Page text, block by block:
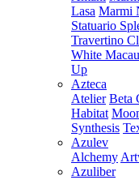
Lasa Marmi
Statuario
Travertino
White
Up
Azteca
Atelier Beta
Habitat
Synthesis
Azulev
Alchemy
Azuliber